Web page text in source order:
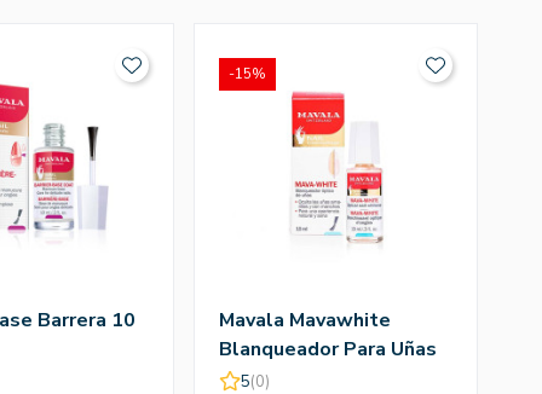
Barrera 10
Mavala Mavawhite
Blanqueador Para Uñas
10 Ml
5(0)
-15%